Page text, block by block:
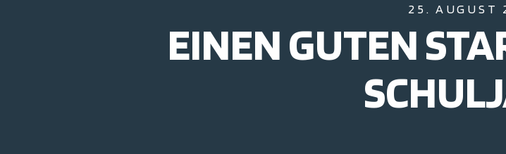
25. AUGUST
EINEN GUTEN